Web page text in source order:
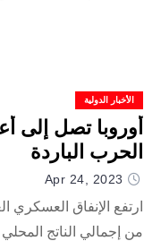
الأخبار الدولية
أوروبا تصل إلى
الحرب الباردة
Apr 24, 2023